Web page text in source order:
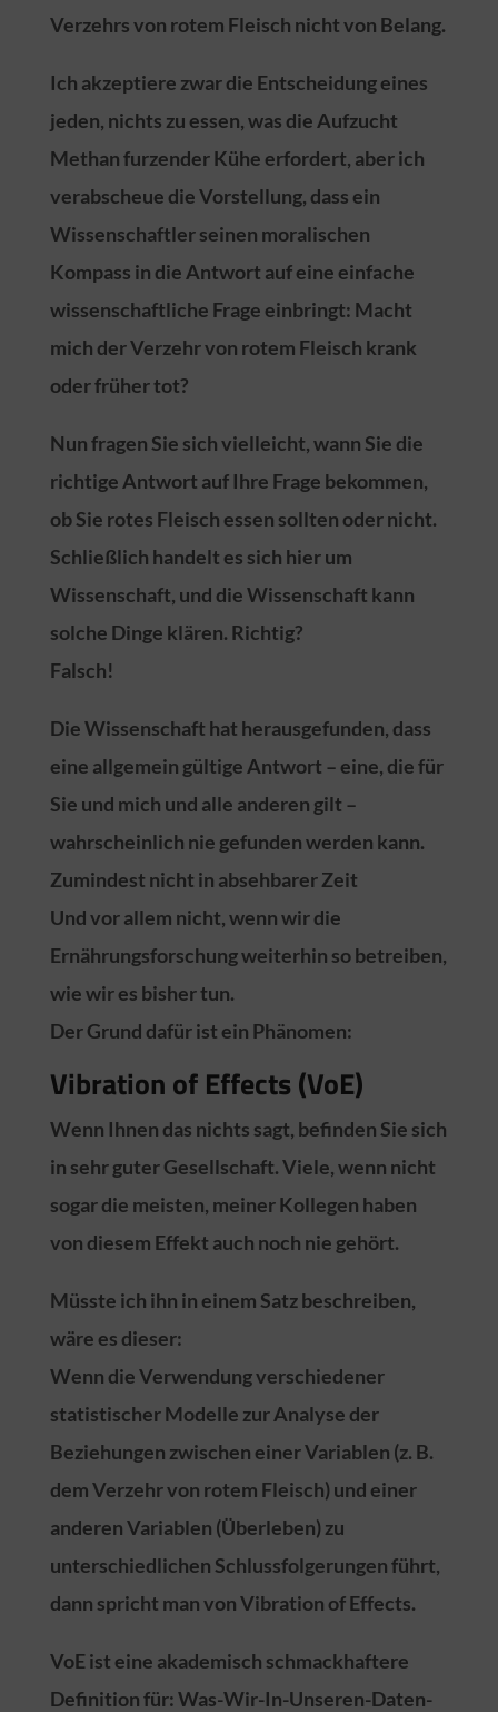
Verzehrs von rotem Fleisch nicht von Belang.
Ich akzeptiere zwar die Entscheidung eines
jeden, nichts zu essen, was die Aufzucht
Methan furzender Kühe erfordert, aber ich
verabscheue die Vorstellung, dass ein
Wissenschaftler seinen moralischen
Kompass in die Antwort auf eine einfache
wissenschaftliche Frage einbringt: Macht
mich der Verzehr von rotem Fleisch krank
oder früher tot?
Nun fragen Sie sich vielleicht, wann Sie die
richtige Antwort auf Ihre Frage bekommen,
ob Sie rotes Fleisch essen sollten oder nicht.
Schließlich handelt es sich hier um
Wissenschaft, und die Wissenschaft kann
solche Dinge klären. Richtig?
Falsch!
Die Wissenschaft hat herausgefunden, dass
eine allgemein gültige Antwort – eine, die für
Sie und mich und alle anderen gilt –
wahrscheinlich nie gefunden werden kann.
Zumindest nicht in absehbarer Zeit
Und vor allem nicht, wenn wir die
Ernährungsforschung weiterhin so betreiben,
wie wir es bisher tun.
Der Grund dafür ist ein Phänomen:
Vibration of Effects (VoE)
Wenn Ihnen das nichts sagt, befinden Sie sich
in sehr guter Gesellschaft. Viele, wenn nicht
sogar die meisten, meiner Kollegen haben
von diesem Effekt auch noch nie gehört.
Müsste ich ihn in einem Satz beschreiben,
wäre es dieser:
Wenn die Verwendung verschiedener
statistischer Modelle zur Analyse der
Beziehungen zwischen einer Variablen (z. B.
dem Verzehr von rotem Fleisch) und einer
anderen Variablen (Überleben) zu
unterschiedlichen Schlussfolgerungen führt,
dann spricht man von Vibration of Effects.
VoE ist eine akademisch schmackhaftere
Definition für: Was-Wir-In-Unseren-Daten-